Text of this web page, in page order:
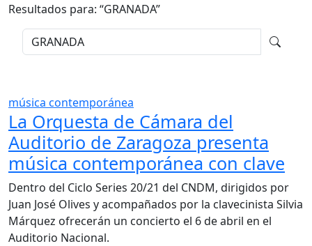
Resultados para: “GRANADA”
música contemporánea
La Orquesta de Cámara del
Auditorio de Zaragoza presenta
música contemporánea con clave
Dentro del Ciclo Series 20/21 del CNDM, dirigidos por
Juan José Olives y acompañados por la clavecinista Silvia
Márquez ofrecerán un concierto el 6 de abril en el
Auditorio Nacional.